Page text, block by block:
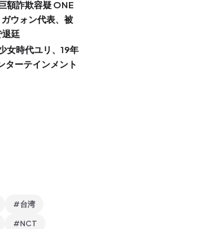
ウォン代表、被
退廷
ターテインメント
#台湾
#NCT